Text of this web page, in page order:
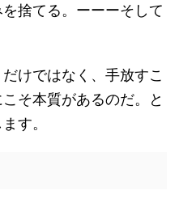
捨てる。ーーーそして
けではなく、手放すこ
そ本質があるのだ。と
す。